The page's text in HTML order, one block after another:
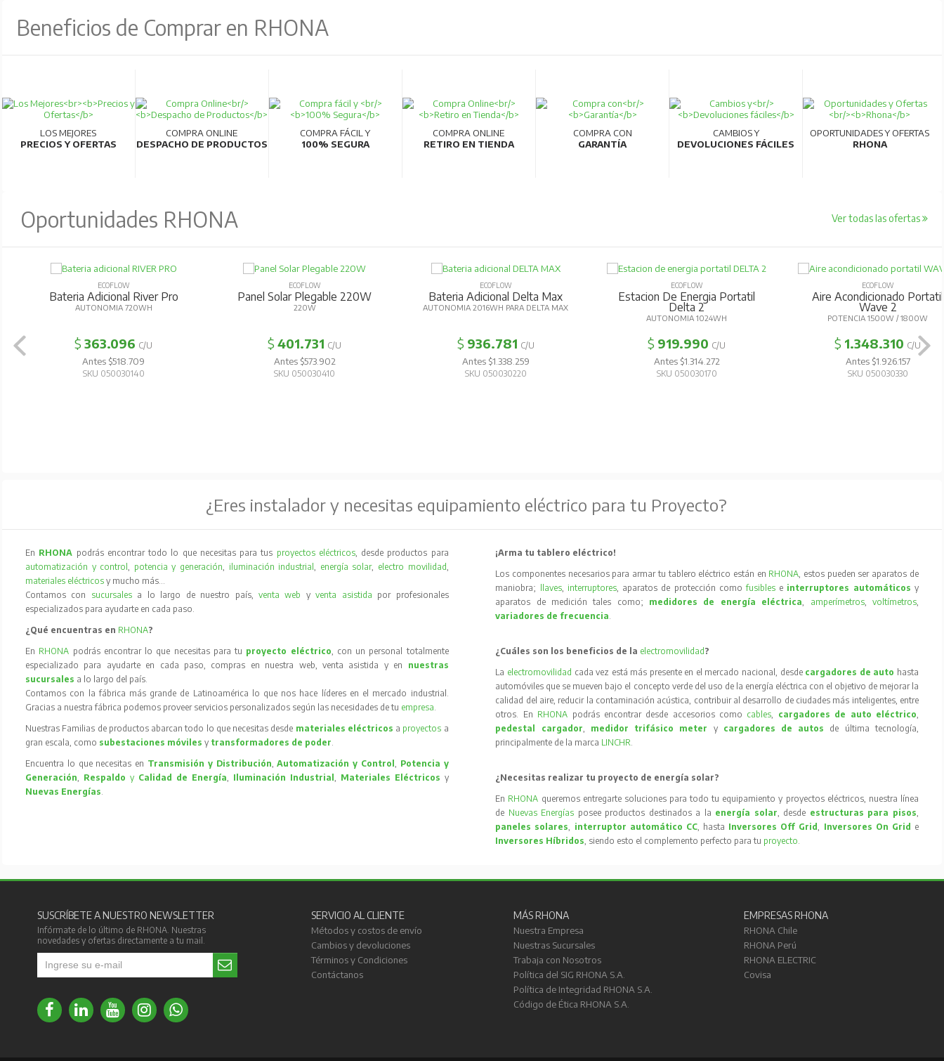
Beneficios de Comprar en RHONA
LOS MEJORES
PRECIOS Y OFERTAS
COMPRA ONLINE
DESPACHO DE PRODUCTOS
COMPRA FÁCIL Y
100% SEGURA
COMPRA ONLINE
RETIRO EN TIENDA
COMPRA CON
GARANTÍA
CAMBIOS Y
DEVOLUCIONES FÁCILES
OPORTUNIDADES Y OFERTAS
RHONA
Oportunidades RHONA Ver todas las ofertas
ECOFLOW
Bateria Adicional River Pro
AUTONOMIA 720WH
$363.096 C/U
Antes $518.709
SKU 050030140
ECOFLOW
Panel Solar Plegable 220W
220W
$401.731 C/U
Antes $573.902
SKU 050030410
ECOFLOW
Bateria Adicional Delta Max
AUTONOMIA 2016WH PARA DELTA MAX
$ 936.781 C/U
Antes $1.338.259
SKU 050030220
ECOFLOW
Estacion De Energia Portatil
Delta 2
AUTONOMIA 1024WH
$ 919.990 C/U
Antes $1.314.272
SKU 050030170
ECOFLOW
Aire Acondicionado Portatil
Wave 2
POTENCIA 1500W / 1800W
$ 1.348.310 C/U
Antes $1.926.157
SKU 050030330
¿Eres instalador y necesitas equipamiento eléctrico para tu Proyecto?
En RHONA podrás encontrar todo lo que necesitas para tus proyectos eléctricos, desde productos para
automatización y control, potencia y generación, iluminación industrial, energía solar, electro movilidad,
materiales eléctricos y mucho más…
Contamos con sucursales a lo largo de nuestro país, venta web yventa asistida por profesionales
especializados para ayudarte en cada paso.
¿Qué encuentras en RHONA?
En RHONA podrás encontrar lo que necesitas para tu proyecto eléctrico, con un personal totalmente
especializado para ayudarte en cada paso, compras en nuestra web, venta asistida y en nuestras
sucursales a lo largo del país.
Contamos con la fábrica más grande de Latinoamérica lo que nos hace líderes en el mercado industrial.
Gracias a nuestra fábrica podemos proveer servicios personalizados según las necesidades de tu empresa.
Nuestras Familias de productos abarcan todo lo que necesitas desde materiales eléctricos a proyectos a
gran escala, como subestaciones móvilesy transformadores de poder.
Encuentra lo que necesitas en Transmisión y Distribución,Automatización y Control, Potencia y
Generación, Respaldo y Calidad de Energía, Iluminación Industrial , Materiales Eléctricos y
Nuevas Energías.
¡Arma tu tablero eléctrico!
Los componentes necesarios para armar tu tablero eléctrico están en RHONA, estos pueden ser aparatos de
maniobra;
llaves, interruptores, aparatos de protección comofusibles e interruptores automáticos y
aparatos de medición tales como; medidores de energía eléctrica, amperímetros, voltímetros,
variadores de frecuencia.
¿Cuáles son los beneficios de la electromovilidad ?
La electromovilidad cada vez está más presente en el mercado nacional, desde cargadores de auto hasta
automóviles que se mueven bajo el concepto verde del uso de la energía eléctrica con el objetivo de mejorar la
calidad del aire, reducir la contaminación acústica, contribuir al desarrollo de ciudades más inteligentes, entre
otros. En RHONA podrás encontrar desde accesorios como cables, cargadores de auto eléctrico,
pedestal cargador, medidor trifásico meter y cargadores de autos
de última tecnología,
principalmente de la marca LINCHR.
¿Necesitas realizar tu proyecto de energía solar?
En RHONA queremos entregarte soluciones para todo tu equipamiento y proyectos eléctricos, nuestra línea
de Nuevas Energías posee productos destinados a la energía solar, desde estructuras para pisos,
paneles solares, interruptor automático CC, hasta Inversores Off Grid, Inversores On Grid e
Inversores Híbridos, siendo esto el complemento perfecto para tu proyecto.
SUSCRÍBETE A NUESTRO NEWSLETTER
Infórmate de lo último de RHONA. Nuestras
novedades y ofertas directamente a tu mail.
SERVICIO AL CLIENTE
Métodos y costos de envío
Cambios y devoluciones
Términos y Condiciones
Contáctanos
MÁS RHONA
Nuestra Empresa
Nuestras Sucursales
Trabaja con Nosotros
Política del SIG RHONA S.A.
Política de Integridad RHONA S.A.
Código de Ética RHONA S.A.
EMPRESAS RHONA
RHONA Chile
RHONA Perú
RHONA ELECTRIC
Covisa